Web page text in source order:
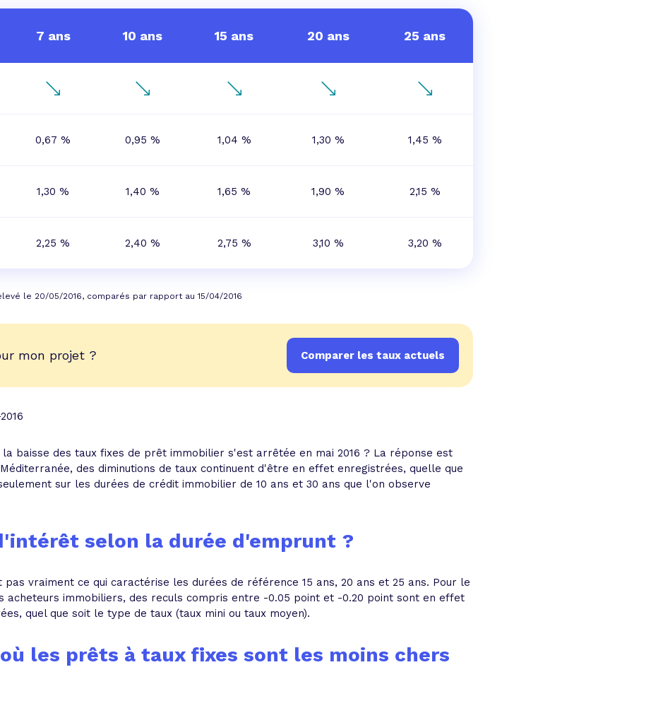
7 ans 10 ans 15 ans 20 ans 25 ans
0,67 % 0,95 % 1,04 % 1,30 % 1,45 %
1,30 % 1,40 % 1,65 % 1,90 % 2,15 %
2,25 % 2,40 % 2,75 % 3,10 % 3,20 %
le 20/05/2016, comparés par rapport au 15/04/2016
mon projet ? Comparer les taux actuels
la baisse des taux fixes de prêt immobilier s'est arrêtée en mai 2016 ? La réponse est
des diminutions de taux continuent d'être en effet enregistrées, quelle que
sur les durées de crédit immobilier de 10 ans et 30 ans que l'on observe
selon la durée d'emprunt ?
pas vraiment ce qui caractérise les durées de référence 15 ans, 20 ans et 25 ans. Pour le
acheteurs immobiliers, des reculs compris entre -0.05 point et -0.20 point sont en effet
quel que soit le type de taux (taux mini ou taux moyen).
les prêts à taux fixes sont les moins chers